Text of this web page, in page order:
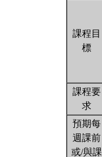
課程目
標
課程要
求
預期每
週課前
或/與課